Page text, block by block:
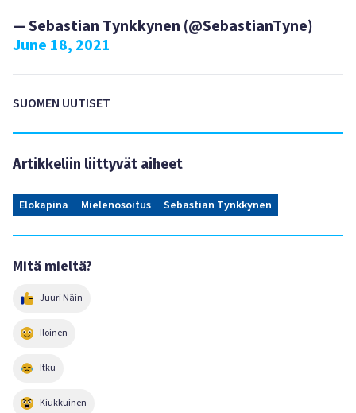
— Sebastian Tynkkynen (@SebastianTyne)
June 18, 2021
SUOMEN UUTISET
Artikkeliin liittyvät aiheet
Elokapina Mielenosoitus Sebastian Tynkkynen
Mitä mieltä?
Juuri Näin
Iloinen
Itku
Kiukkuinen